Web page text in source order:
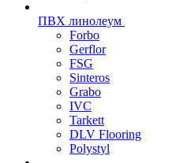
ПВХ линолеум
Forbo
Gerflor
FSG
Sinteros
Grabo
IVC
Tarkett
DLV Flooring
Polystyl